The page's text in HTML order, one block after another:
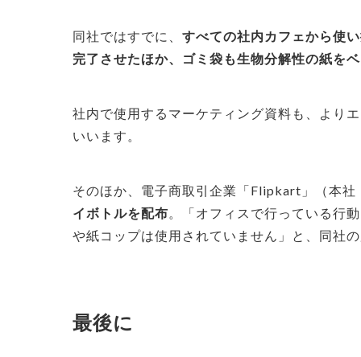
同社ではすでに、 すべての社内カフェから使
完了させたほか、ゴミ袋も生物分解性の紙を
社内で使用するマーケティング資料も、より
いいます。
そのほか、電子商取引企業「Flipkart」（本社
イボトルを配布 。「オフィスで行っている行
や紙コップは使用されていません」と、同社
最後に